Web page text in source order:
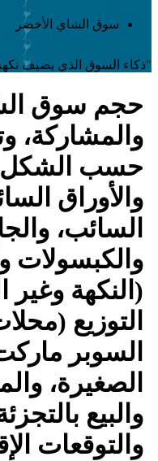
سوق الشاي الأخضر
السوق الذي يضيف
حجم سوق
والمشاركة،
حسب الشكل
والأوراق
السائب،
والكبسولات
(النكهة وغير
التوزيع
السوبر
الصغيرة،
والبيع
والتوقعات